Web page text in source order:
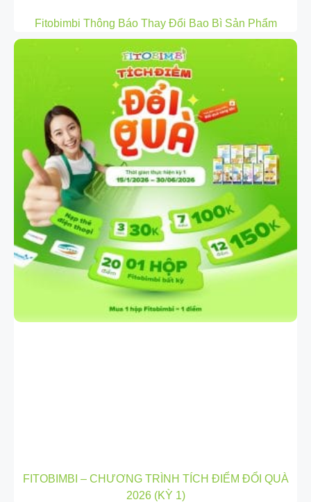
Fitobimbi Thông Báo Thay Đổi Bao Bì Sản Phẩm
FITOBIMBI – CHƯƠNG TRÌNH TÍCH ĐIỂM ĐỔI QUÀ
2026 (KỲ 1)